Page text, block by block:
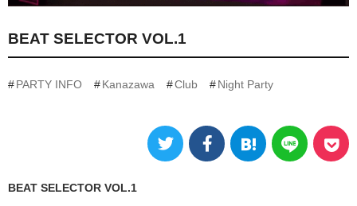
BEAT SELECTOR VOL.1
PARTY INFO Kanazawa Club Night Party
BEAT SELECTOR VOL.1